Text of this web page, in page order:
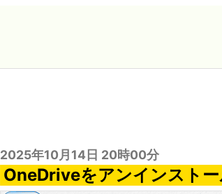
2025年10月14日 20時00分
OneDriveをアンインスト